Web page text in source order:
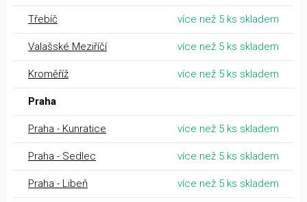
Třebíč více než 5 ks skladem
Valašské Meziříčí více než 5 ks skladem
Kroměříž více než 5 ks skladem
Praha
Praha - Kunratice více než 5 ks skladem
Praha - Sedlec více než 5 ks skladem
Praha - Libeň více než 5 ks skladem